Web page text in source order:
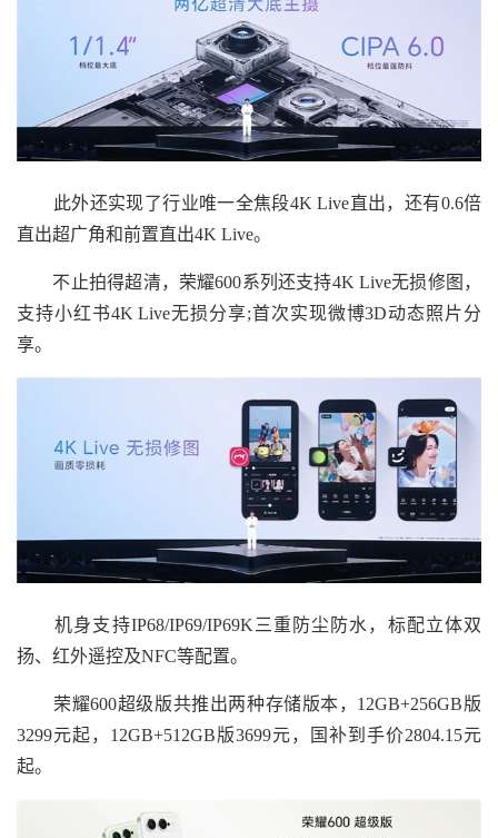
此外还实现了行业唯一全焦段4K Live直出，还有0.6倍
直出超广角和前置直出4K Live。
不止拍得超清，荣耀600系列还支持4K Live无损修图，
支持小红书4K Live无损分享;首次实现微博3D动态照片分
享。
机身支持IP68/IP69/IP69K三重防尘防水，标配立体双
扬、红外遥控及NFC等配置。
荣耀600超级版共推出两种存储版本，12GB+256GB版
3299元起，12GB+512GB版3699元，国补到手价2804.15元
起。